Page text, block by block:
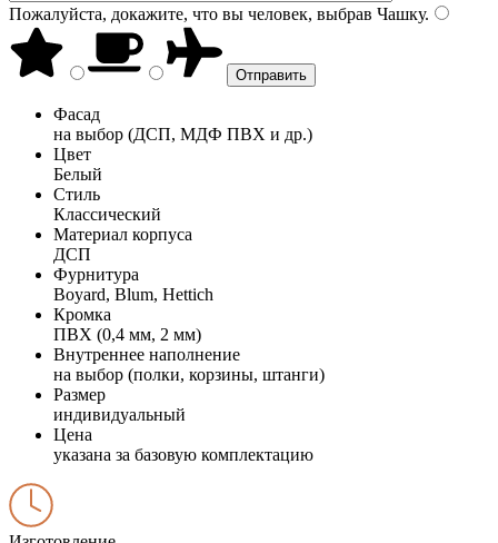
Пожалуйста, докажите, что вы человек, выбрав Чашку.
Фасад
на выбор (ДСП, МДФ ПВХ и др.)
Цвет
Белый
Стиль
Классический
Материал корпуса
ДСП
Фурнитура
Boyard, Blum, Hettich
Кромка
ПВХ (0,4 мм, 2 мм)
Внутреннее наполнение
на выбор (полки, корзины, штанги)
Размер
индивидуальный
Цена
указана за базовую комплектацию